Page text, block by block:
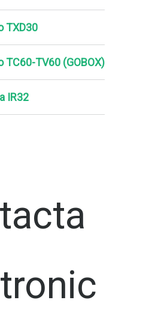
TXD30
TC60-TV60 (GOBOX)
IR32